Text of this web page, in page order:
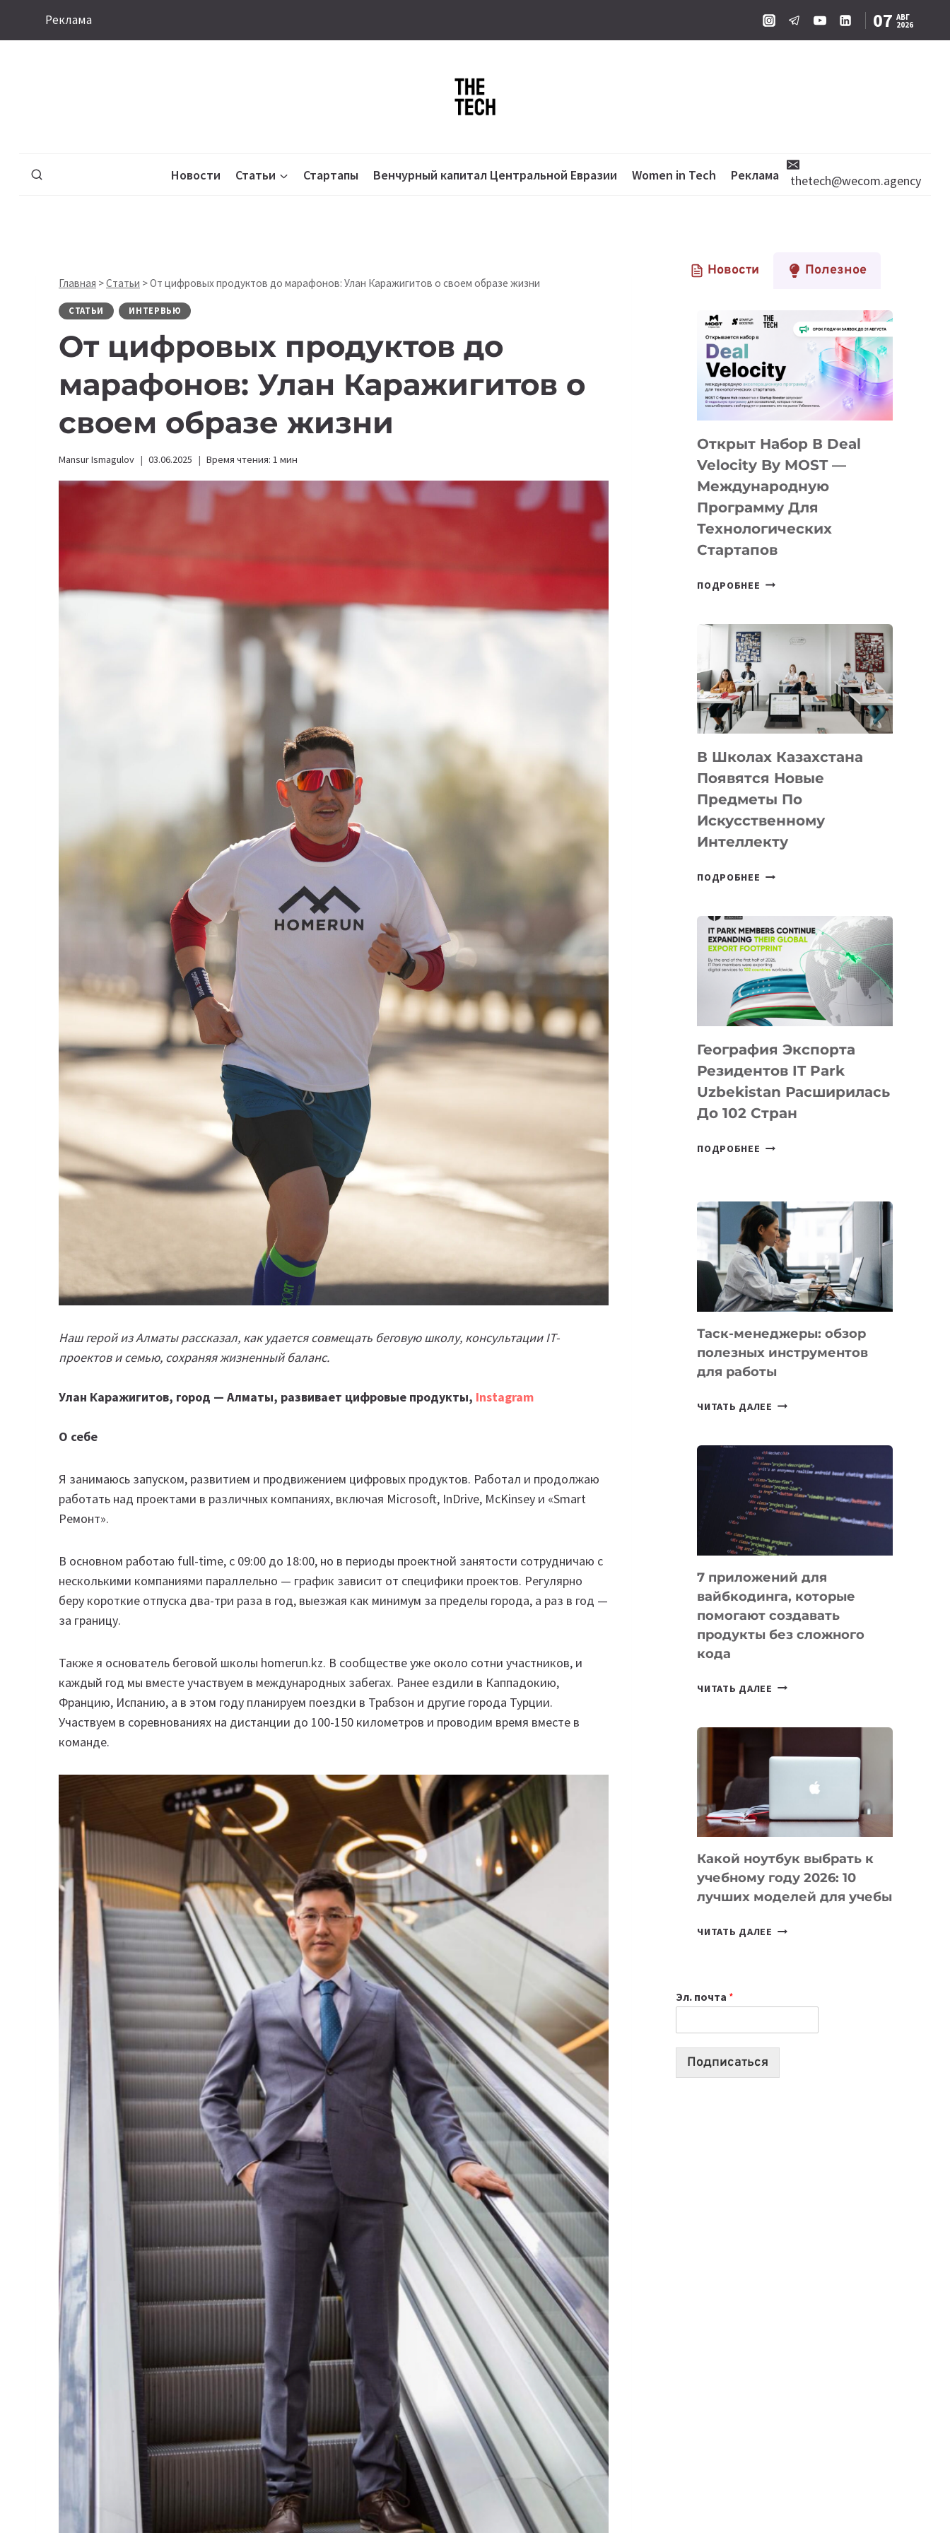
Реклама 07 АВГ
2026
Новости Статьи Стартапы Венчурный капитал Центральной Евразии Women in Tech Реклама thetech@wecom.agency
Главная >Статьи >От цифровых продуктов до марафонов: Улан Каражигитов о своем образе жизни
СТАТЬИ ИНТЕРВЬЮ
От цифровых продуктов до
марафонов: Улан Каражигитов о
своем образе жизни
Mansur Ismagulov 03.06.2025 Время чтения: 1 мин
Наш герой из Алматы рассказал, как удается совмещать беговую школу, консультации IT-
проектов и семью, сохраняя жизненный баланс.
Улан Каражигитов, город — Алматы, развивает цифровые продукты, Instagram
О себе
Я занимаюсь запуском, развитием и продвижением цифровых продуктов. Работал и продолжаю
работать над проектами в различных компаниях, включая Microsoft, InDrive, McKinsey и «Smart
Ремонт».
В основном работаю full-time, с 09:00 до 18:00, но в периоды проектной занятости сотрудничаю с
несколькими компаниями параллельно — график зависит от специфики проектов. Регулярно
беру короткие отпуска два-три раза в год, выезжая как минимум за пределы города, а раз в год —
за границу.
Также я основатель беговой школы homerun.kz. В сообществе уже около сотни участников, и
каждый год мы вместе участвуем в международных забегах. Ранее ездили в Каппадокию,
Францию, Испанию, а в этом году планируем поездки в Трабзон и другие города Турции.
Участвуем в соревнованиях на дистанции до 100-150 километров и проводим время вместе в
команде.
Новости Полезное
Открыт Набор В Deal
Velocity By MOST —
Международную
Программу Для
Технологических
Стартапов
ПОДРОБНЕЕ ОТКРЫТ
DEAL
VELOCITY
MOST
—
МЕЖДУНАРОДНУЮ
ДЛЯ
ТЕХНОЛОГИЧЕСКИХ
СТАРТАПОВ
В Школах Казахстана
Появятся Новые
Предметы По
Искусственному
Интеллекту
ПОДРОБНЕЕ
ПОЯВЯТСЯ
НОВЫЕ
ПРЕДМЕТЫ
ПО
ИСКУССТВЕННОМУ
ИНТЕЛЛЕКТУ
География Экспорта
Резидентов IT Park
Uzbekistan Расширилась
До 102 Стран
ПОДРОБНЕЕ ГЕОГРАФИЯ
PARK
UZBEKISTAN
РАСШИРИЛАСЬ
ДО
102
СТРАН
Таск-менеджеры: обзор
полезных инструментов
для работы
ЧИТАТЬ ДАЛЕЕ ТАСК-
ПОЛЕЗНЫХ
ИНСТРУМЕНТОВ
ДЛЯ
РАБОТЫ
7 приложений для
вайбкодинга, которые
помогают создавать
продукты без сложного
кода
ЧИТАТЬ ДАЛЕЕ
КОТОРЫЕ
СОЗДАВАТЬ
БЕЗ
КОДА
Какой ноутбук выбрать к
учебному году 2026: 10
лучших моделей для учебы
ЧИТАТЬ ДАЛЕЕ КАКОЙ
2026:
10
Эл. почта *
Подписаться